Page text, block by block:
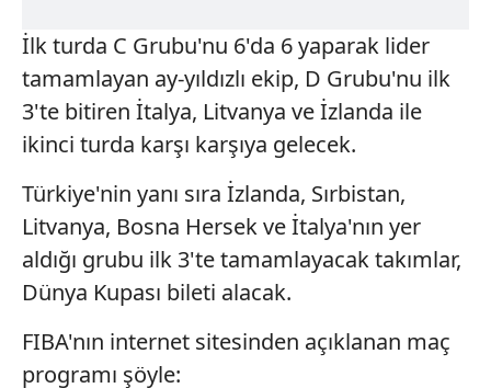
İlk turda C Grubu'nu 6'da 6 yaparak lider
tamamlayan ay-yıldızlı ekip, D Grubu'nu ilk
3'te bitiren İtalya, Litvanya ve İzlanda ile
ikinci turda karşı karşıya gelecek.
Türkiye'nin yanı sıra İzlanda, Sırbistan,
Litvanya, Bosna Hersek ve İtalya'nın yer
aldığı grubu ilk 3'te tamamlayacak takımlar,
Dünya Kupası bileti alacak.
FIBA'nın internet sitesinden açıklanan maç
programı şöyle: